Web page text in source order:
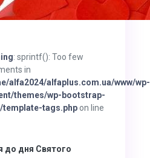
: sprintf(): Too few
in
alfa2024/alfaplus.com.ua/www/wp-
themes/wp-bootstrap-
template-tags.php on line
до дня Святого